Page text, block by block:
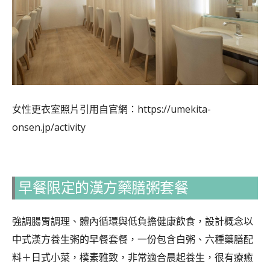
女性更衣室照片引用自官網：https://umekita-
onsen.jp/activity
早餐限定的漢方藥膳粥套餐
強調腸胃調理、體內循環與低負擔健康飲食，設計概念以
中式漢方養生粥的早餐套餐，一份包含白粥、六種藥膳配
料＋日式小菜，樸素雅致，非常適合晨起養生，很有療癒